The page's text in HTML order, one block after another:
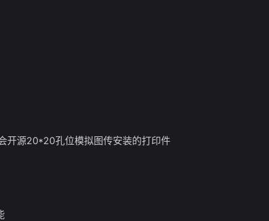
开源20*20孔位模拟图传安装的打印件